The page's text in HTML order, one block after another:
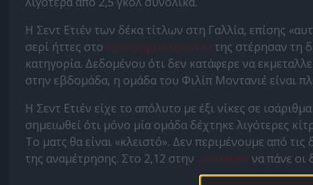
Η Σεντ Ετιέν των δέκα τίτλων στη Γαλλία, επίσης
σερί ήττες στο πρόγραμμα αγώνων της στέρησαν τη
κατηγορία. Δεδομένου ότι δεν κατάφερε να
στην εβδομάδα, η ομάδα του Φιλίπ Μοντανιέ είναι
Η Σεντ Ετιέν είχε το απόλυτο με έξι νίκες σε
σημειωθεί ότι μόνο μία ομάδα δέχτηκε λιγότερες
Το ματς θα είναι «κλειστό». Δεν περιμένουμε από
της αναμέτρησης. Στο 2,12 στην Stoiximan να πάνε οι